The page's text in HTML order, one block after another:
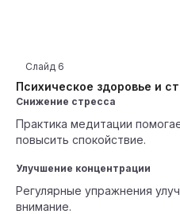
Психическое здоровье и
Слайд 6
Снижение стресса
Практика медитации
повысить спокойствие.
Улучшение концентрации
Регулярные упражнения
внимание.